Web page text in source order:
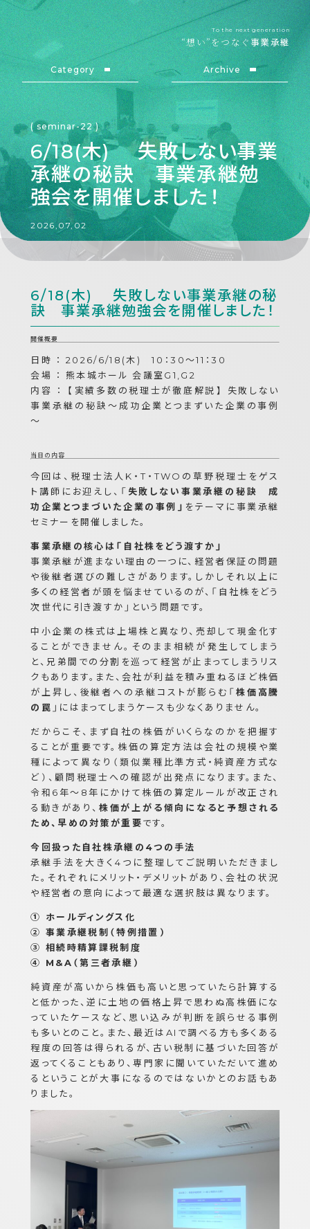
To the next generation
“想い”をつなぐ事業承継
Category Archive
( seminar-22 )
6/18(木) 失敗しない事業
承継の秘訣 事業承継勉
強会を開催しました！
2026,07,02
6/18(木) 失敗しない事業承継の秘
訣 事業承継勉強会を開催しました！
開催概要
日時 ： 2026/6/18(木) 10：30～11：30
会場 ： 熊本城ホール 会議室G1,G2
内容 ： 【実績多数の税理士が徹底解説】 失敗しない
事業承継の秘訣～成功企業とつまずいた企業の事例
～
当日の内容
今回は、税理士法人K・T・TWOの草野税理士をゲス
ト講師にお迎えし、「 失敗しない事業承継の秘訣 成
功企業とつまづいた企業の事例」 をテーマに事業承継
セミナーを開催しました。
事業承継の核心は「自社株をどう渡すか」
事業承継が進まない理由の一つに、経営者保証の問題
や後継者選びの難しさがあります。しかしそれ以上に
多くの経営者が頭を悩ませているのが、「自社株をどう
次世代に引き渡すか」という問題です。
中小企業の株式は上場株と異なり、売却して現金化す
ることができません。そのまま相続が発生してしまう
と、兄弟間での分割を巡って経営が止まってしまうリス
クもあります。また、会社が利益を積み重ねるほど株価
が上昇し、後継者への承継コストが膨らむ「株価高騰
の罠 」にはまってしまうケースも少なくありません。
だからこそ、まず自社の株価がいくらなのかを把握す
ることが重要です。株価の算定方法は会社の規模や業
種によって異なり（類似業種比準方式・純資産方式な
ど）、顧問税理士への確認が出発点になります。また、
令和6年〜8年にかけて株価の算定ルールが改正され
る動きがあり、 株価が上がる傾向になると予想される
ため、早めの対策が重要です。
今回扱った自社株承継の4つの手法
承継手法を大きく4つに整理してご説明いただきまし
た。それぞれにメリット・デメリットがあり、会社の状況
や経営者の意向によって最適な選択肢は異なります。
① ホールディングス化
② 事業承継税制（特例措置）
③ 相続時精算課税制度
④ M&A（第三者承継）
純資産が高いから株価も高いと思っていたら計算する
と低かった、逆に土地の価格上昇で思わぬ高株価にな
っていたケースなど、思い込みが判断を誤らせる事例
も多いとのこと。また、最近はAIで調べる方も多くある
程度の回答は得られるが、古い税制に基づいた回答が
返ってくることもあり、専門家に聞いていただいて進め
るということが大事になるのではないかとのお話もあ
りました。